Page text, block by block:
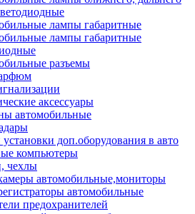
лампы габаритные
лампы габаритные
разъемы
аксессуары
автомобильные
установки доп.оборудования в авто
компьютеры
чехлы
автомобильные,мониторы
автомобильные
предохранителей